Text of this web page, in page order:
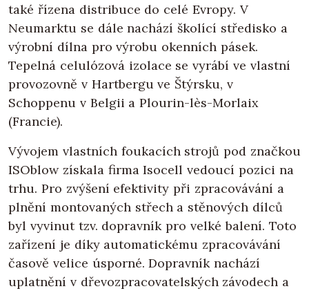
také řízena distribuce do celé Evropy. V
Neumarktu se dále nachází školící středisko a
výrobní dílna pro výrobu okenních pásek.
Tepelná celulózová izolace se vyrábí ve vlastní
provozovně v Hartbergu ve Štýrsku, v
Schoppenu v Belgii a Plourin-lès-Morlaix
(Francie).
Vývojem vlastních foukacích strojů pod značkou
ISOblow získala firma Isocell vedoucí pozici na
trhu. Pro zvýšení efektivity při zpracovávání a
plnění montovaných střech a stěnových dílců
byl vyvinut tzv. dopravník pro velké balení. Toto
zařízení je díky automatickému zpracovávání
časově velice úsporné. Dopravník nachází
uplatnění v dřevozpracovatelských závodech a